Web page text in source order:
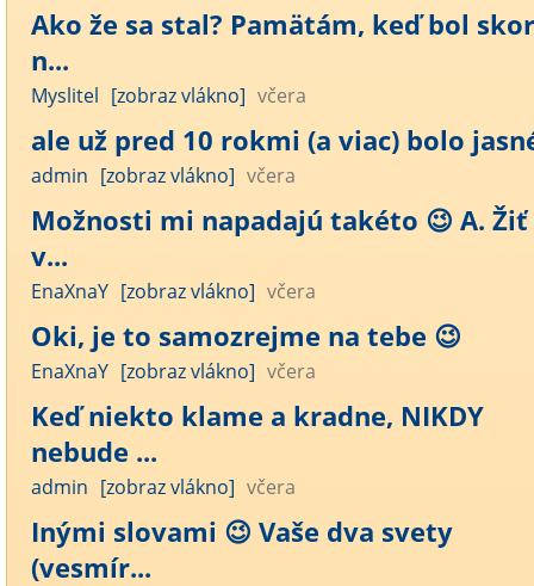
Ako že sa stal? Pamätám, keď bol
n...
Myslitel [zobraz vlákno] včera
ale už pred 10 rokmi (a viac) bolo
admin [zobraz vlákno] včera
Možnosti mi napadajú takéto 😉 A. Žiť
v...
EnaXnaY [zobraz vlákno] včera
Oki, je to samozrejme na tebe 😉
EnaXnaY [zobraz vlákno] včera
Keď niekto klame a kradne, NIKDY
nebude ...
admin [zobraz vlákno] včera
Inými slovami 😉 Vaše dva svety
(vesmír...